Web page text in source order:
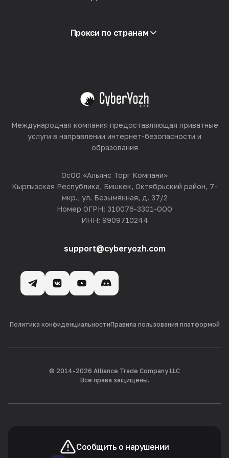
Интеграция
Партнёрская программа
Реселлинг
Прокси по странам
Смотреть все
Международная компания предоставляющая приватные
услуги в направлении интернет-безопасности и
образования
ОсОО «Альянс Торг Компани»
Кыргызская Республика, Бишкек, Октябрьский район, 7-
мкр., ул. Безымянная, д. 37/2
Номер ОГРН: 310076-3301-ООО
ИНН: 9909710244
support@cyberyozh.com
Политика конфиденциальностиПравила пользования платформой
© 2014-2026 Alliance Trade Company LLC
Все права защищены.
Сообщить о нарушении